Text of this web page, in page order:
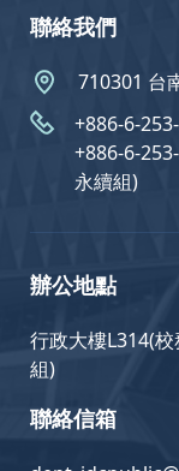
聯絡我們
710301 台
+886-6-
+886-6-
永續組)
辦公地點
行政大樓L314(
組)
聯絡信箱